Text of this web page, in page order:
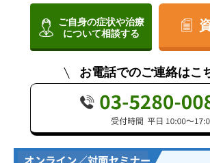
ご自身の症状や治療
について相談する
お電話でのご連絡はこ